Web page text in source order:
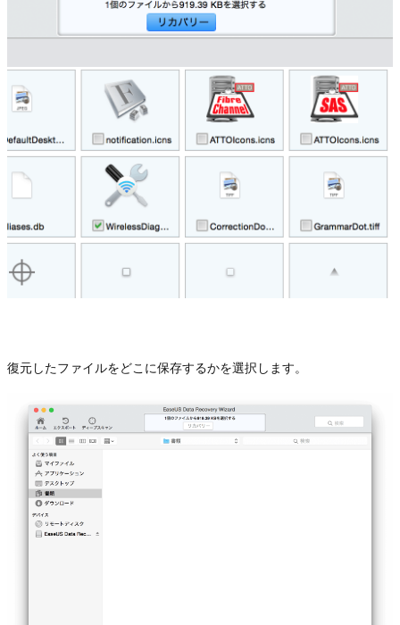
復元したファイルをどこに保存するかを選択します。